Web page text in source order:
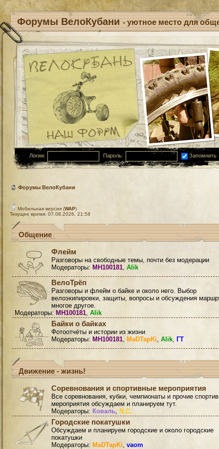
Форумы ВелоКубани - уютное место для
Логин: Пароль: Запомнить
Форумы ВелоКубани
Мобильная версия (WAP)
Текущее время: 07.08.2026, 21:58
Общение
Флейм
Разговоры на свободные темы, почти без модерации
Модераторы: MH100181, Alik
ВелоТрёп
Разговоры и флейм о байке и около него. Выбор
велоэкипировки, защиты, вопросы и обсуждения
многое другое.
Модераторы: MH100181, Alik
Байки о байках
Фотоотчёты и истории из жизни
Модераторы: MH100181, MaDTapKi, Alik, ГТ
Движение - жизнь!
Соревнования и спортивные мероприятия
Все соревнования, кубки, чемпионаты и прочие
мероприятия обсуждаем и планируем тут.
Модераторы: Коваль, N.C.
Городские покатушки
Обсуждаем и планируем городские и около городские
покатушки
Модераторы: MaDTapKi, vaom